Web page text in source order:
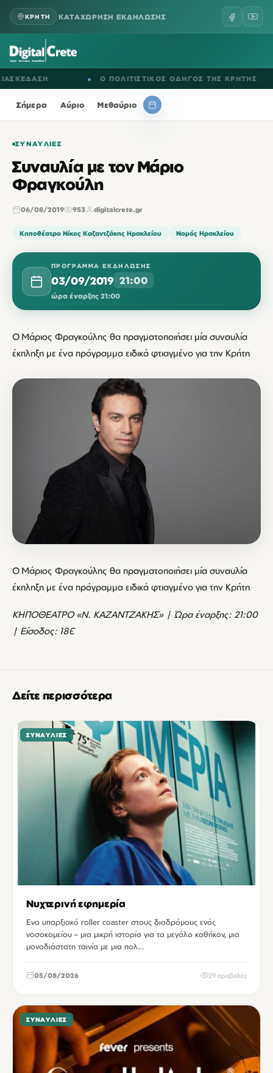
ΚΡΗΤΗ ΚΑΤΑΧΩΡΗΣΗ ΕΚΔΗΛΩΣΗΣ
Ο ΠΟΛΙΤΙΣΤΙΚΟΣ ΟΔΗΓΟΣ ΤΗΣ ΚΡΗΤΗΣ
Σήμερα Αύριο Μεθαύριο
ΣΥΝΑΥΛΊΕΣ
Συναυλία με τον Μάριο
Φραγκούλη
06/08/2019 953 digitalcrete.gr
Κηποθέατρο Νίκος Καζαντζάκης Ηρακλείου Νομός Ηρακλείου
ΠΡΌΓΡΑΜΜΑ ΕΚΔΉΛΩΣΗΣ
03/09/2019 21:00
ώρα έναρξης 21:00
Ο Μάριος Φραγκούλης θα πραγματοποιήσει μία συναυλία
έκπληξη με ένα πρόγραμμα ειδικά φτιαγμένο για την Κρήτη
Ο Μάριος Φραγκούλης θα πραγματοποιήσει μία συναυλία
έκπληξη με ένα πρόγραμμα ειδικά φτιαγμένο για την Κρήτη
ΚΗΠΟΘΕΑΤΡΟ «Ν. ΚΑΖΑΝΤΖΑΚΗΣ» | Ώρα έναρξης: 21:00
| Είσοδος: 18€
Δείτε περισσότερα
ΣΥΝΑΥΛΊΕΣ
Νυχτερινή εφημερία
Ενα υπαρξιακό roller coaster στους διαδρόμους ενός
νοσοκομείου – μια μικρή ιστορία για το μεγάλο καθήκον, μια
μονοδιάστατη ταινία με μια πολ…
05/08/2026 29 προβολές
ΣΥΝΑΥΛΊΕΣ